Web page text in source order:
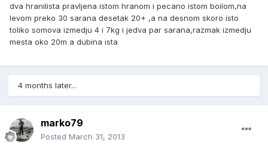
dva hranilista pravljena istom hranom i pecano istom boilom,na
levom preko 30 sarana desetak 20+ ,a na desnom skoro isto
toliko somova izmedju 4 i 7kg i jedva par sarana,razmak izmedju
mesta oko 20m a dubina ista
4 months later...
marko79
Posted March 31, 2013